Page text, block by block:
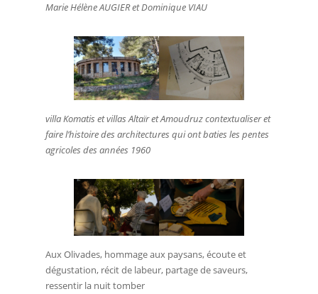
Marie Hélène AUGIER et Dominique VIAU
villa Komatis et villas Altaïr et Amoudruz contextualiser et
faire l’histoire des architectures qui ont baties les pentes
agricoles des années 1960
Aux Olivades, hommage aux paysans, écoute et
dégustation, récit de labeur, partage de saveurs,
ressentir la nuit tomber